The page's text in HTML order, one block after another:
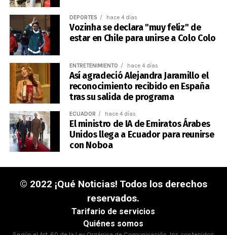
DEPORTES hace 4 días
Vozinha se declara "muy feliz" de
estar en Chile para unirse a Colo Colo
ENTRETENIMIENTO hace 4 días
Así agradeció Alejandra Jaramillo el
reconocimiento recibido en España
tras su salida de programa
ECUADOR hace 4 días
El ministro de IA de Emiratos Árabes
Unidos llega a Ecuador para reunirse
con Noboa
© 2022 ¡Qué Noticias! Todos los derechos
reservados.
Tarifario de servicios
Quiénes somos